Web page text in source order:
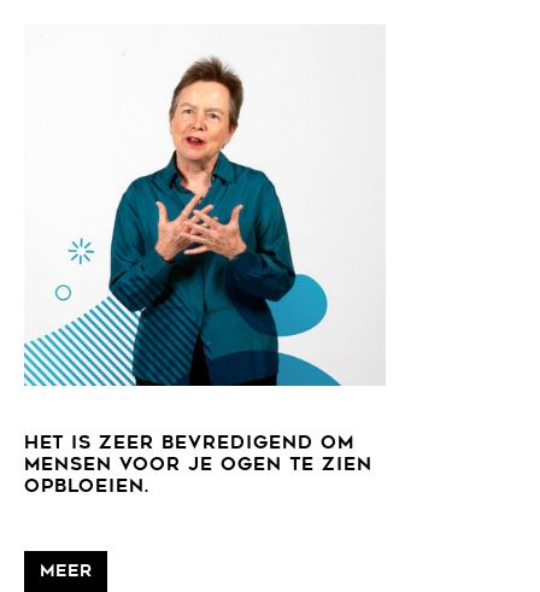
HET IS ZEER BEVREDIGEND OM
MENSEN VOOR JE OGEN TE ZIEN
OPBLOEIEN.
Meer